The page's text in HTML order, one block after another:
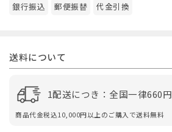
銀行振込
郵便振替 代金引換
送料について
1配送につき：全国一律660円
商品代金税込10,000円以上のご購入で送料無料